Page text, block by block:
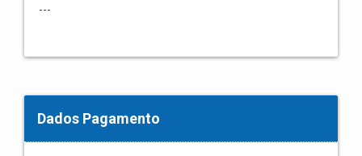
---
Dados Pagamento